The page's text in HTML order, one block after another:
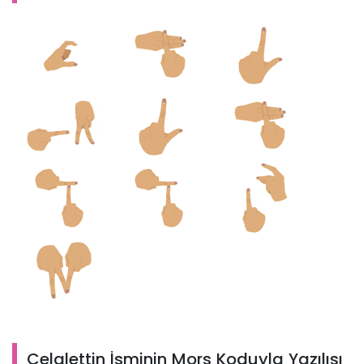
Celalettin İsminin Mors Koduyla Yazılışı